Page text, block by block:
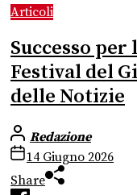
Articoli
Successo
Festival del
delle Notizie
Redazione
14 Giugno 2026
Share